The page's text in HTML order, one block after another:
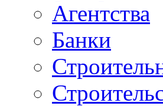
Агентства
Банки